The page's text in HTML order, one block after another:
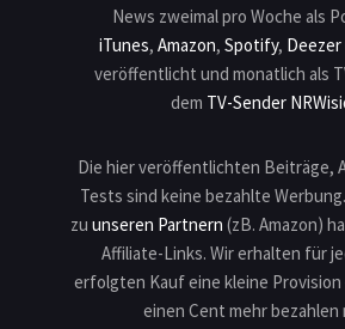
News zweimal pro Woche als
iTunes, Amazon, Spotify, Deezer
veröffentlicht und monatlich als
dem TV-Sender
Die hier veröffentlichten Beiträge,
Tests sind keine bezahlte
zu unseren Partnern (zB. Amazon)
Affiliate-Links. Wir erhalten für
erfolgten Kauf eine kleine Provision
einen Cent mehr bezahlen